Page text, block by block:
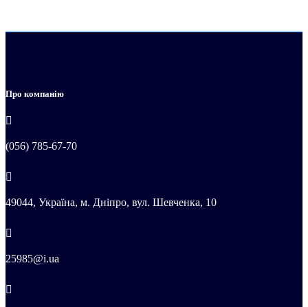
Про компанію
(056) 785-67-70
49044, Україна, м. Дніпро, вул. Шевченка, 10
25985@i.ua